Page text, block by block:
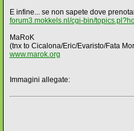
E infine... se non sapete dove
forum3.mokkels.nl/cgi-bin/
MaRoK
(tnx to Cicalona/Eric/Evaristo/Fata
www.marok.org
Immagini allegate: